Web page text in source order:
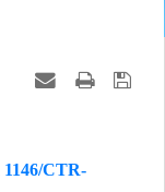
1146/CTR-